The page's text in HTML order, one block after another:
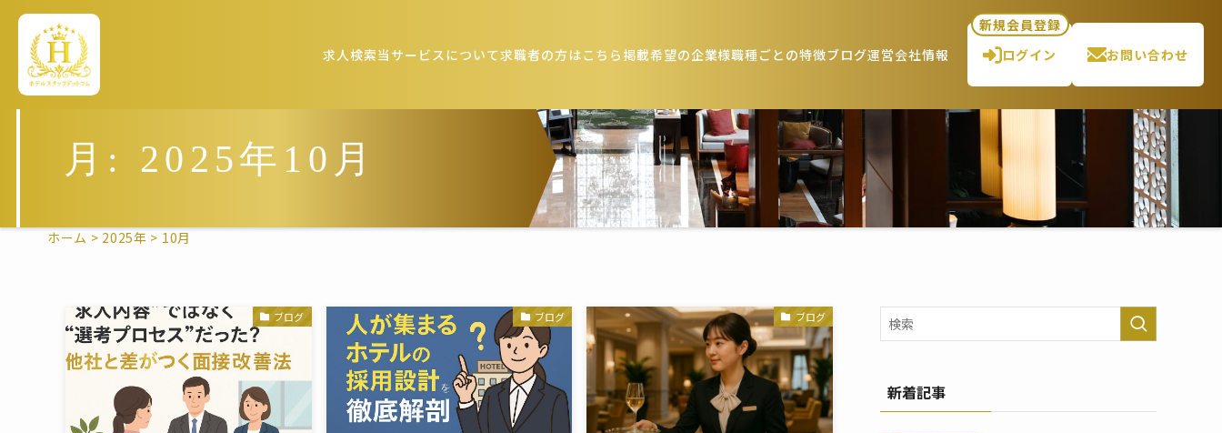
求人検索当サービスについて求職者の方はこちら 掲載希望の企業様職種ごとの特徴ブログ運営会社情報
新規会員登録
ログイン
お問い合わせ
月: 2025年10月
ホーム > 2025年 > 10月
ブログ ブログ ブログ
新着記事